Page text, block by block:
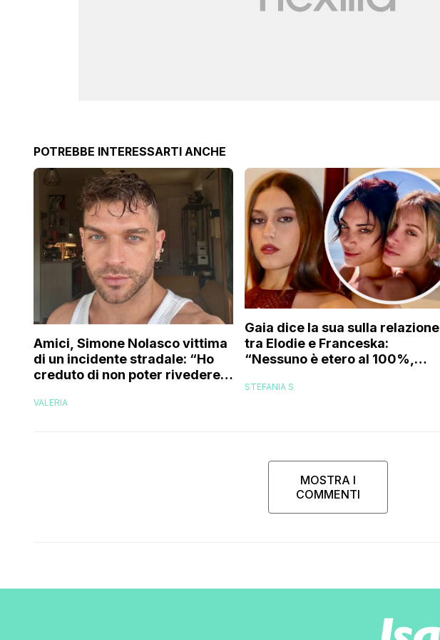
POTREBBE INTERESSARTI ANCHE
Amici, Simone Nolasco vittima
di un incidente stradale: “Ho
creduto di non poter rivedere
VALERIA
Gaia dice la sua sulla relazione
tra Elodie e Franceska:
“Nessuno è etero al 100%,
STEFANIA S
MOSTRA I
COMMENTI